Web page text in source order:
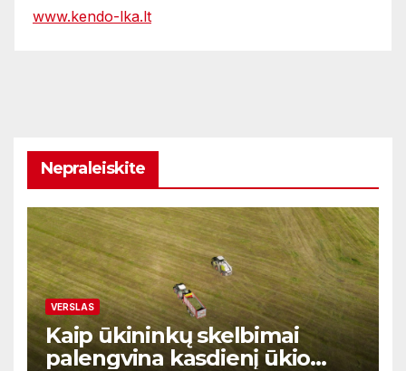
www.kendo-lka.lt
Nepraleiskite
VERSLAS
Kaip ūkininkų skelbimai
palengvina kasdienį ūkio